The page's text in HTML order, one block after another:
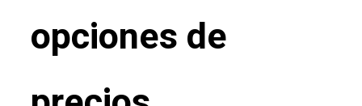
opciones de